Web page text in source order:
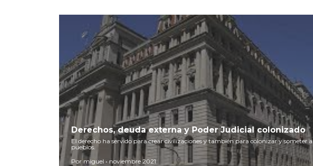
Derechos, deuda externa y Poder Judicial colonizado
El derecho ha servido para crear civilizaciones y también para colonizar y someter a
pueblos.
Por miguel • noviembre 2021